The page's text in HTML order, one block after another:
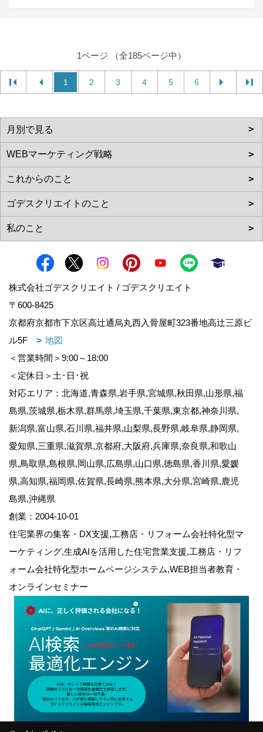
1ページ （全185ページ中）
1 2 3 4 5 6
株式会社ゴデスクリエイト / ゴデスクリエイト
〒600-8425
京都府京都市下京区高辻通烏丸西入骨屋町323番地高辻三原ビ
ル5F
地図
＜営業時間＞9:00～18:00
＜定休日＞土･日･祝
対応エリア：北海道,青森県,岩手県,宮城県,秋田県,山形県,福
島県,茨城県,栃木県,群馬県,埼玉県,千葉県,東京都,神奈川県,
新潟県,富山県,石川県,福井県,山梨県,長野県,岐阜県,静岡県,
愛知県,三重県,滋賀県,京都府,大阪府,兵庫県,奈良県,和歌山
県,鳥取県,島根県,岡山県,広島県,山口県,徳島県,香川県,愛媛
県,高知県,福岡県,佐賀県,長崎県,熊本県,大分県,宮崎県,鹿児
島県,沖縄県
創業：2004-10-01
住宅業界の集客・DX支援,工務店・リフォーム会社特化型マ
ーケティング,生成AIを活用した住宅営業支援,工務店・リフ
ォーム会社特化型ホームページシステム,WEB担当者教育・
オンラインセミナー